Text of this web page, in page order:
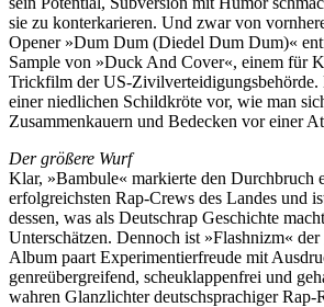
sie zu konterkarieren. Und zwar von
Opener »Dum Dum (Diedel Dum Dum)«
Sample von »Duck And Cover«, einem für
Trickfilm der US-Zivilverteidigungsbehörde.
einer niedlichen Schildkröte vor, wie man
Zusammenkauern und Bedecken vor einer
Der größere Wurf
Klar, »Bambule« markierte den Durchbruch
erfolgreichsten Rap-Crews des Landes und
dessen, was als Deutschrap Geschichte
Unterschätzen. Dennoch ist »Flashnizm«
Album paart Experimentierfreude mit
genreübergreifend, scheuklappenfrei und
wahren Glanzlichter deutschsprachiger Rap-